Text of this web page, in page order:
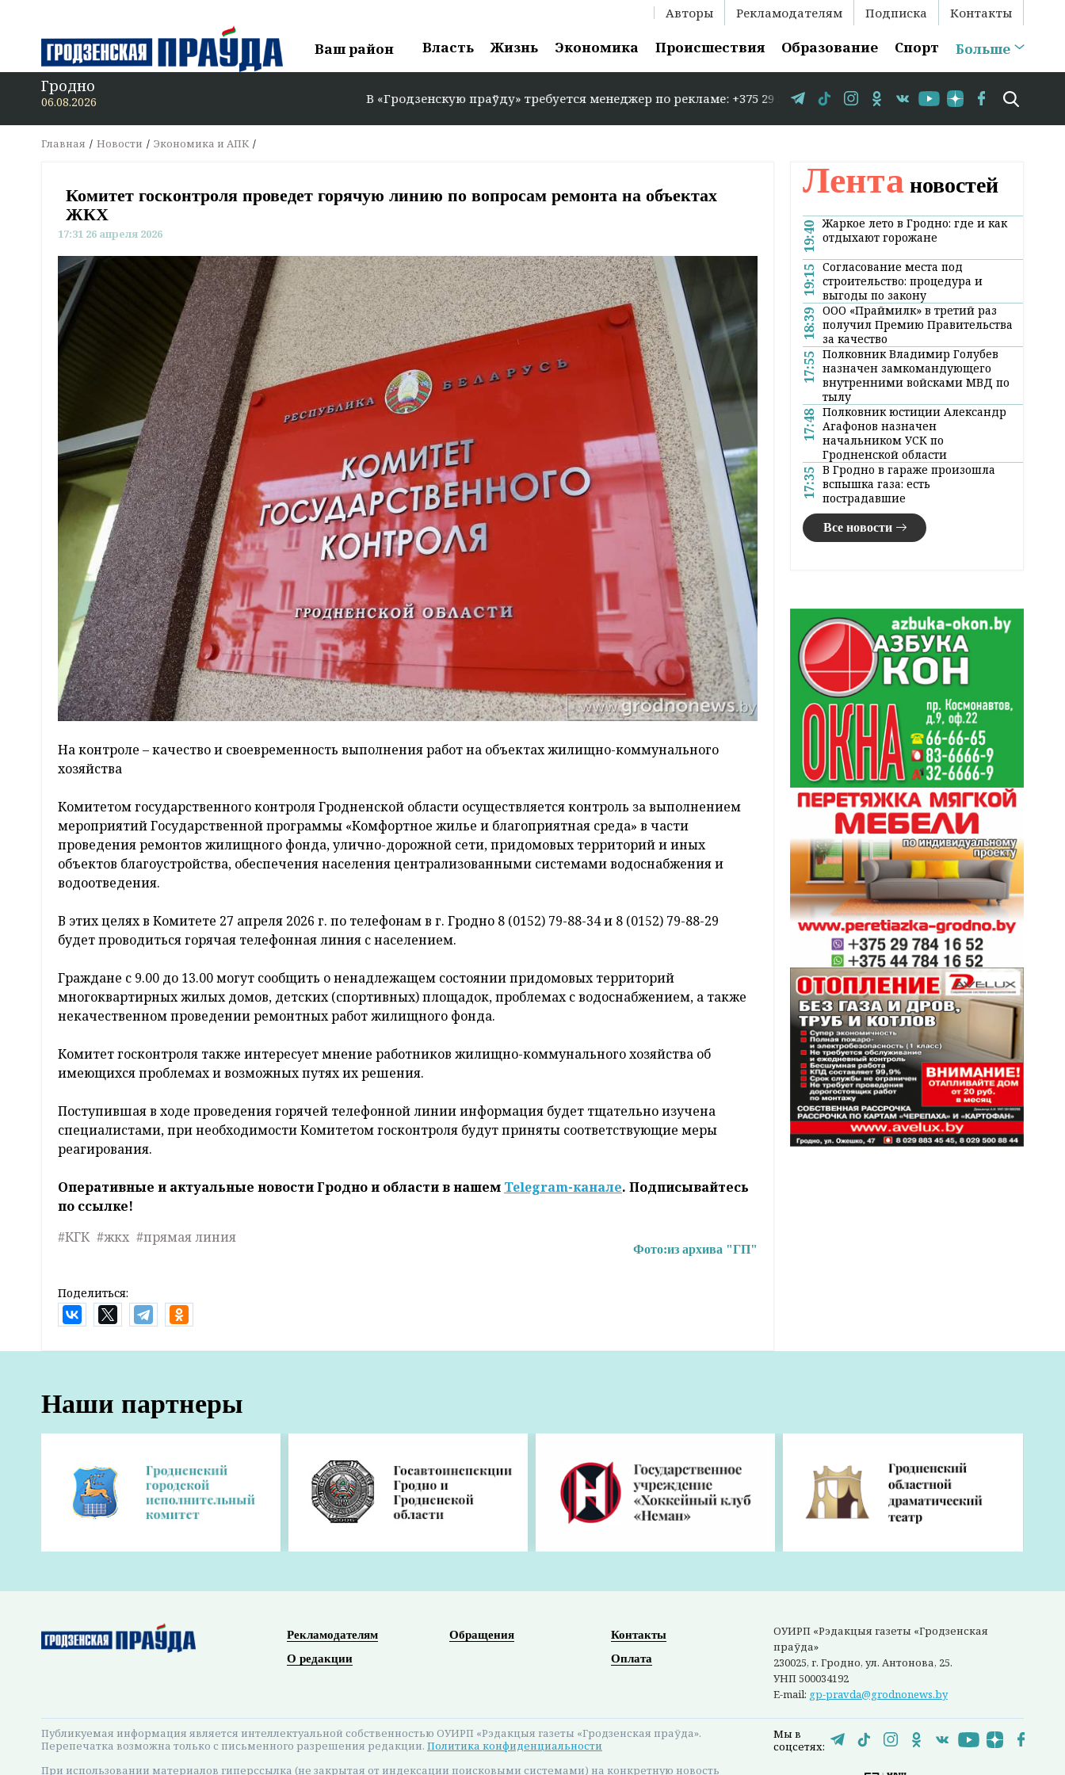
Авторы Рекламодателям Подписка Контакты
Ваш район Власть Жизнь Экономика Происшествия Образование Спорт Больше
Гродно
06.08.2026 В «Гродзенскую праўду» требуется менеджер по рекламе: +375 29 583-35-86 // В Гродно временно закрывается
Главная Новости Экономика и АПК
Комитет госконтроля проведет горячую линию по вопросам ремонта на объектах
ЖКХ
17:31 26 апреля 2026
На контроле – качество и своевременность выполнения работ на объектах жилищно-коммунального
хозяйства
Комитетом государственного контроля Гродненской области осуществляется контроль за выполнением
мероприятий Государственной программы «Комфортное жилье и благоприятная среда» в части
проведения ремонтов жилищного фонда, улично-дорожной сети, придомовых территорий и иных
объектов благоустройства, обеспечения населения централизованными системами водоснабжения и
водоотведения.
В этих целях в Комитете 27 апреля 2026 г. по телефонам в г. Гродно 8 (0152) 79-88-34 и 8 (0152) 79-88-29
будет проводиться горячая телефонная линия с населением.
Граждане с 9.00 до 13.00 могут сообщить о ненадлежащем состоянии придомовых территорий
многоквартирных жилых домов, детских (спортивных) площадок, проблемах с водоснабжением, а также
некачественном проведении ремонтных работ жилищного фонда.
Комитет госконтроля также интересует мнение работников жилищно-коммунального хозяйства об
имеющихся проблемах и возможных путях их решения.
Поступившая в ходе проведения горячей телефонной линии информация будет тщательно изучена
специалистами, при необходимости Комитетом госконтроля будут приняты соответствующие меры
реагирования.
Оперативные и актуальные новости Гродно и области в нашем Telegram-канале. Подписывайтесь
по ссылке!
#КГК #жкх #прямая линия
Фото:из архива "ГП"
Поделиться:
Авария на ЧАЭС 1986: что писала «Гродзенская праўда»
Лента новостей
19:40 Жаркое лето в Гродно: где и как
отдыхают горожане
19:15 Согласование места под
строительство: процедура и
выгоды по закону
18:39 ООО «Праймилк» в третий раз
получил Премию Правительства
за качество
17:55 Полковник Владимир Голубев
назначен замкомандующего
внутренними войсками МВД по
тылу
17:48 Полковник юстиции Александр
Агафонов назначен
начальником УСК по
Гродненской области
17:35 В Гродно в гараже произошла
вспышка газа: есть
пострадавшие
Все новости